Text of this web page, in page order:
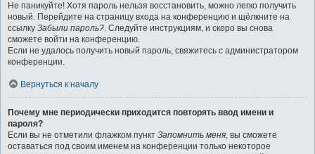
Не паникуйте! Хотя пароль нельзя восстановить, можно легко получить
новый. Перейдите на страницу входа на конференцию и щёлкните на
ссылку Забыли пароль?. Следуйте инструкциям, и скоро вы снова
сможете войти на конференцию.
Если не удалось получить новый пароль, свяжитесь с администратором
конференции.
Вернуться к началу
Почему мне периодически приходится повторять ввод имени и
пароля?
Если вы не отметили флажком пункт Запомнить меня, вы сможете
оставаться под своим именем на конференции только некоторое